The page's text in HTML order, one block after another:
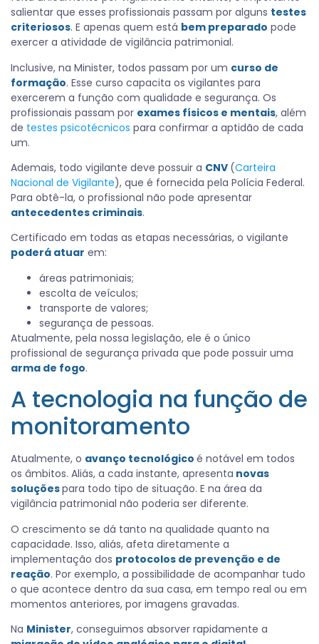
salientar que esses profissionais passam por alguns testes
criteriosos. E apenas quem está bem preparado pode
exercer a atividade de vigilância patrimonial.
Inclusive, na Minister, todos passam por um curso de
formação. Esse curso capacita os vigilantes para
exercerem a função com qualidade e segurança. Os
profissionais passam por exames físicos e mentais, além
de testes psicotécnicos para confirmar a aptidão de cada
um.
Ademais, todo vigilante deve possuir a CNV (Carteira
Nacional de Vigilante), que é fornecida pela Polícia Federal.
Para obtê-la, o profissional não pode apresentar
antecedentes criminais.
Certificado em todas as etapas necessárias, o vigilante
poderá atuar em:
áreas patrimoniais;
escolta de veículos;
transporte de valores;
segurança de pessoas.
Atualmente, pela nossa legislação, ele é o único
profissional de segurança privada que pode possuir uma
arma de fogo.
A tecnologia na função de
monitoramento
Atualmente, o avanço tecnológico é notável em todos
os âmbitos. Aliás, a cada instante, apresenta novas
soluçõespara todo tipo de situação. E na área da
vigilância patrimonial não poderia ser diferente.
O crescimento se dá tanto na qualidade quanto na
capacidade. Isso, aliás, afeta diretamente a
implementação dos protocolos de prevenção e de
reação. Por exemplo, a possibilidade de acompanhar tudo
o que acontece dentro da sua casa, em tempo real ou em
momentos anteriores, por imagens gravadas.
Na Minister, conseguimos absorver rapidamente a